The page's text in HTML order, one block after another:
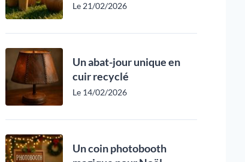
Le 21/02/2026
Un abat-jour unique en
cuir recyclé
Le 14/02/2026
Un coin photobooth